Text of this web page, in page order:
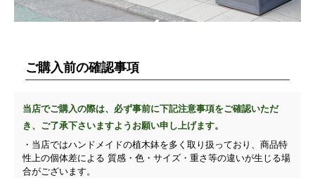
ご購入前の確認事項
当店でご購入の際は、必ず事前に下記注意事項をご確認いただ
き、ご了承下さいますようお願い申し上げます。
・当店ではハンドメイドの植木鉢を多く取り扱っており、商品特
性上の個体差による 質感・色・サイズ・重さ等の違いが生じる場
合がございます。